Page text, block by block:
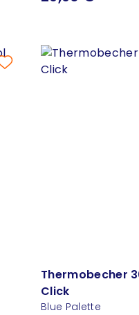
Thermobecher
Click
Blue Palette